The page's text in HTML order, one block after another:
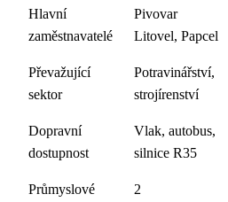
Hlavní
zaměstnavatelé
Pivovar
Litovel, Papcel
Převažující
sektor
Potravinářství,
strojírenství
Dopravní
dostupnost
Vlak, autobus,
silnice R35
Průmyslové
2